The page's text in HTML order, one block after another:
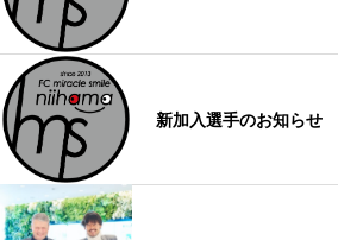
新加入選手のお知らせ